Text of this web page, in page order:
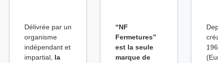
Délivrée par un
organisme
indépendant et
impartial, la
“NF
Fermetures”
est la seule
marque de